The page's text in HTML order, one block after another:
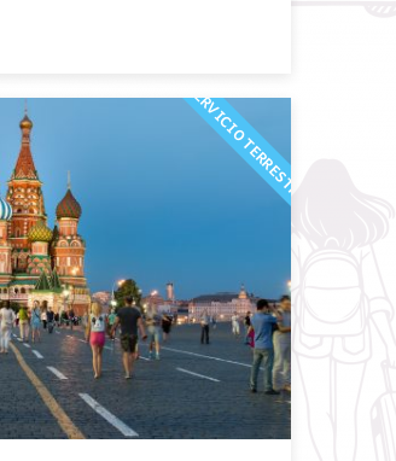
SERVICIO TERRESTRE